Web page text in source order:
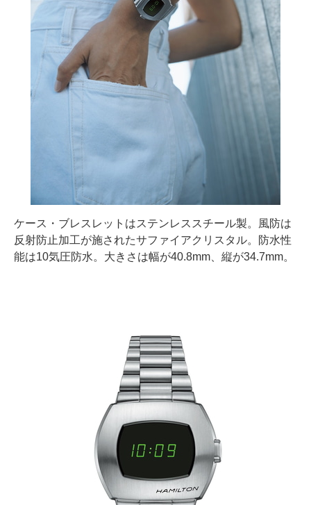
ケース・ブレスレットはステンレススチール製。風防は
反射防止加工が施されたサファイアクリスタル。防水性
能は10気圧防水。大きさは幅が40.8mm、縦が34.7mm。